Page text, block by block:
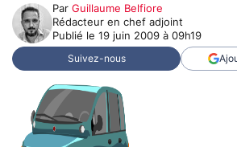
Par Guillaume Belfiore
Rédacteur en chef adjoint
Publié le 19 juin 2009 à 09h19
Suivez-nous